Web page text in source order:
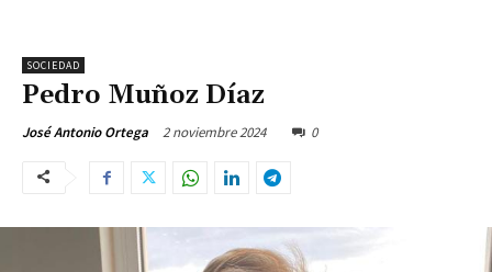
SOCIEDAD
Pedro Muñoz Díaz
José Antonio Ortega 2 noviembre 2024 0